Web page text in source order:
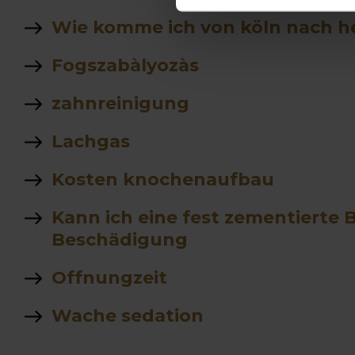
Wie komme ich von köln nach
Fogszabàlyozàs
zahnreinigung
Lachgas
Kosten knochenaufbau
Kann ich eine fest zementierte
Beschädigung
Offnungzeit
Wache sedation